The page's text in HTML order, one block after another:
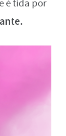
é tida por